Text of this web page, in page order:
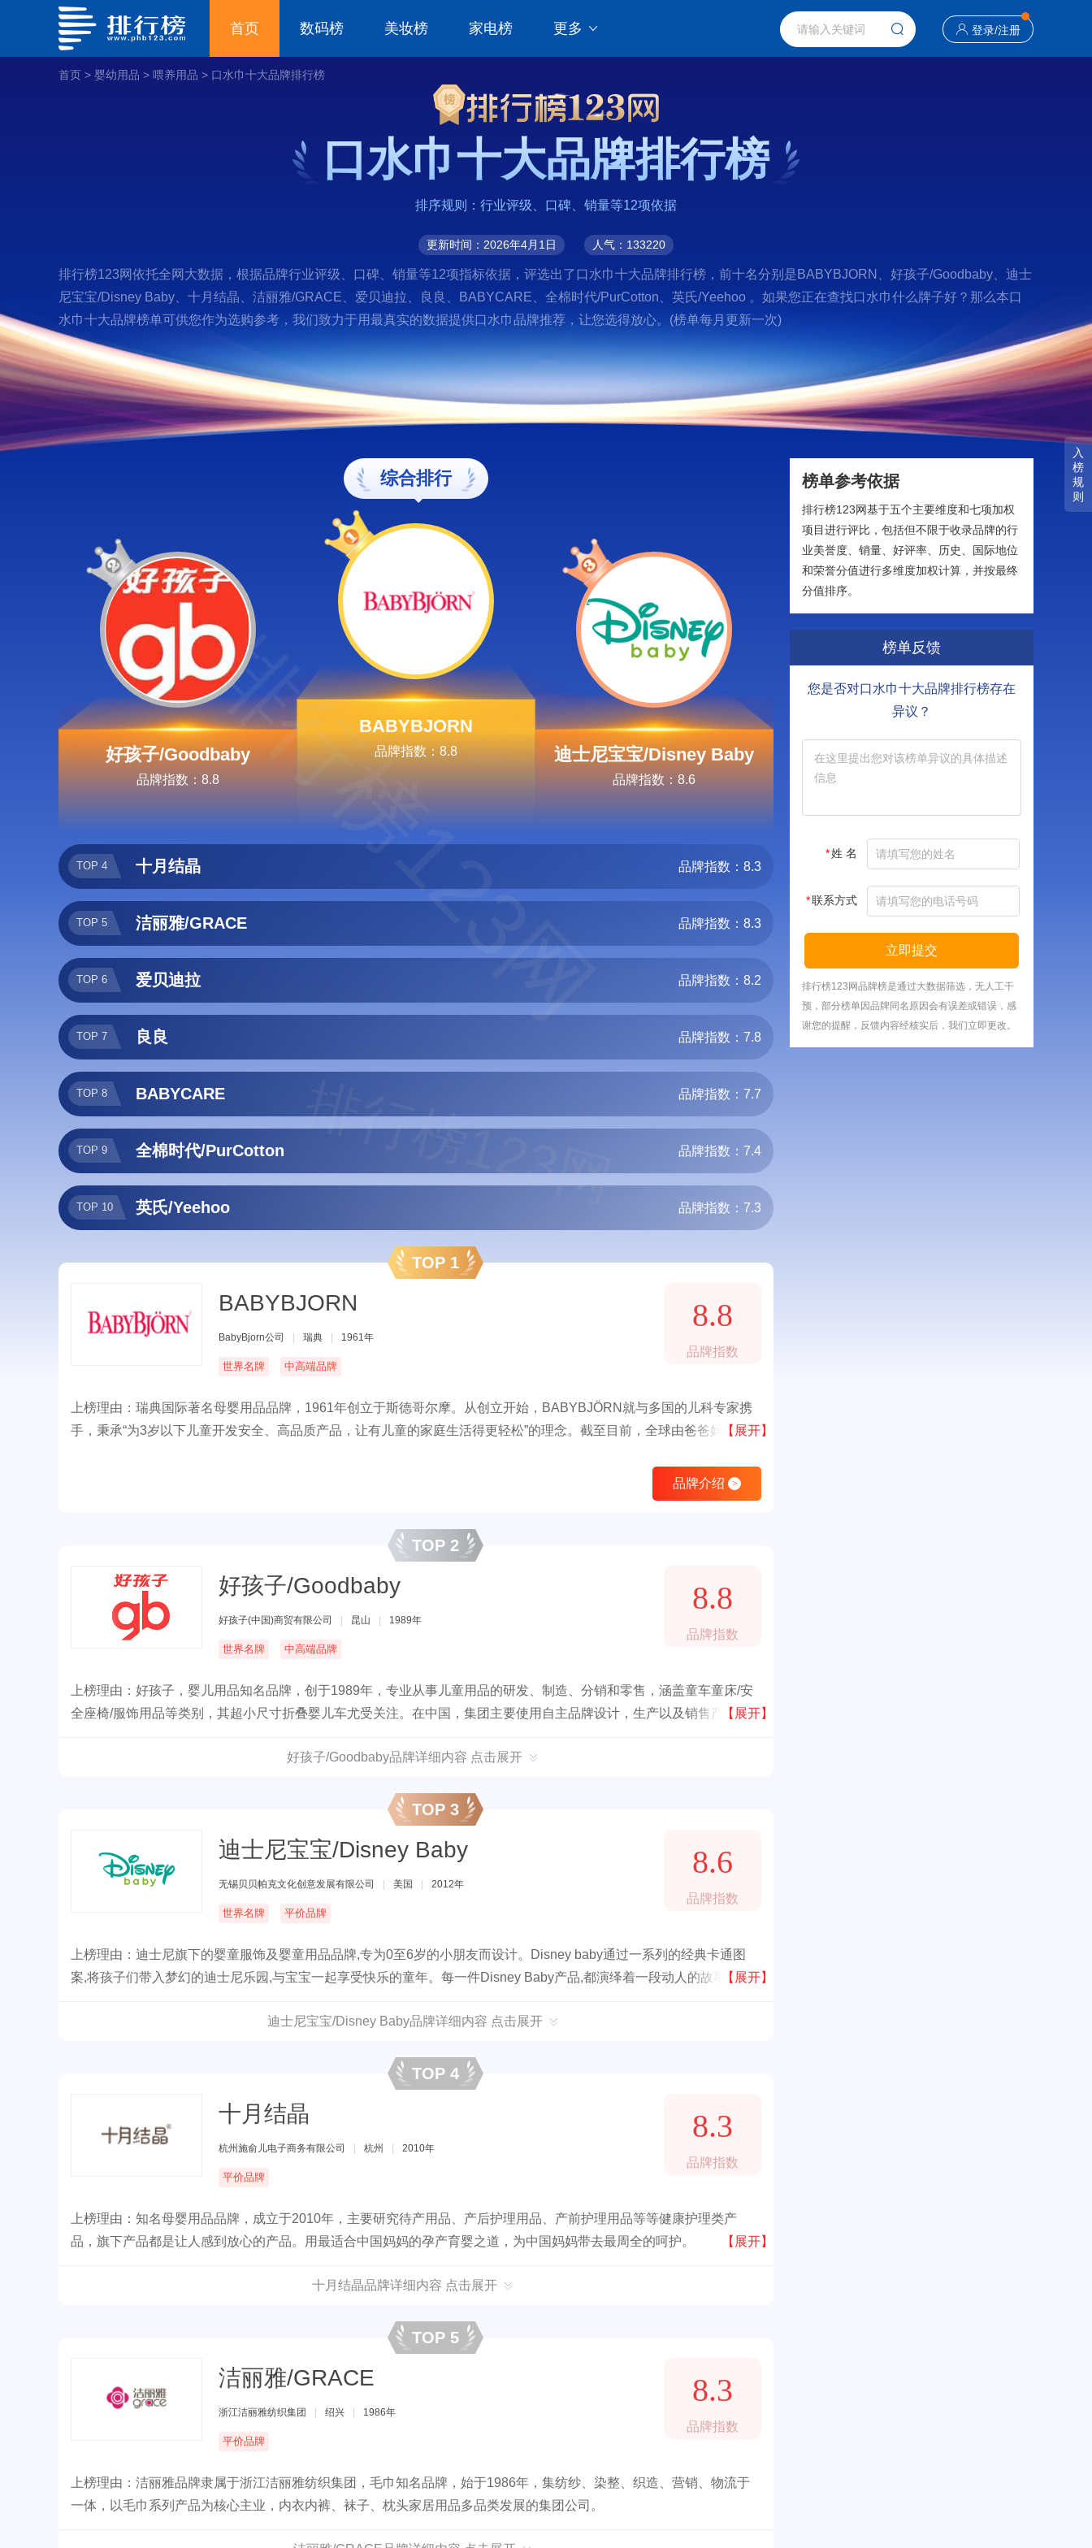
首页 数码榜 美妆榜 家电榜 更多 登录/注册
首页 > 婴幼用品 > 喂养用品 > 口水巾十大品牌排行榜
入
榜
规
则
口水巾十大品牌排行榜
排序规则：行业评级、口碑、销量等12项依据
更新时间：2026年4月1日 人气：133220
排行榜123网依托全网大数据，根据品牌行业评级、口碑、销量等12项指标依据，评选出了口水巾十大品牌排行榜，前十名分别是BABYBJORN、好孩子/Goodbaby、迪士
尼宝宝/Disney Baby、十月结晶、洁丽雅/GRACE、爱贝迪拉、良良、BABYCARE、全棉时代/PurCotton、英氏/Yeehoo 。如果您正在查找口水巾什么牌子好？那么本口
水巾十大品牌榜单可供您作为选购参考，我们致力于用最真实的数据提供口水巾品牌推荐，让您选得放心。(榜单每月更新一次)
综合排行
好孩子/Goodbaby
品牌指数：8.8
BABYBJORN
品牌指数：8.8 迪士尼宝宝/Disney Baby
品牌指数：8.6
TOP 4 十月结晶 品牌指数：8.3
TOP 5 洁丽雅/GRACE 品牌指数：8.3
TOP 6 爱贝迪拉 品牌指数：8.2
TOP 7 良良 品牌指数：7.8
TOP 8 BABYCARE 品牌指数：7.7
TOP 9 全棉时代/PurCotton 品牌指数：7.4
TOP 10 英氏/Yeehoo 品牌指数：7.3
TOP 1
BABYBJORN
BabyBjorn公司 瑞典 1961年
世界名牌 中高端品牌
8.8
品牌指数
上榜理由：瑞典国际著名母婴用品品牌，1961年创立于斯德哥尔摩。从创立开始，BABYBJÖRN就与多国的儿科专家携
手，秉承“为3岁以下儿童开发安全、高品质产品，让有儿童的家庭生活得更轻松”的理念。截至目前，全球由爸爸妈妈使【展开】
品牌介绍 >
TOP 2
好孩子/Goodbaby
好孩子(中国)商贸有限公司 昆山 1989年
世界名牌 中高端品牌
8.8
品牌指数
上榜理由：好孩子，婴儿用品知名品牌，创于1989年，专业从事儿童用品的研发、制造、分销和零售，涵盖童车童床/安
全座椅/服饰用品等类别，其超小尺寸折叠婴儿车尤受关注。在中国，集团主要使用自主品牌设计，生产以及销售产品，
【展开】
好孩子/Goodbaby品牌详细内容 点击展开
TOP 3
迪士尼宝宝/Disney Baby
无锡贝贝帕克文化创意发展有限公司 美国 2012年
世界名牌 平价品牌
8.6
品牌指数
上榜理由：迪士尼旗下的婴童服饰及婴童用品品牌,专为0至6岁的小朋友而设计。Disney baby通过一系列的经典卡通图
案,将孩子们带入梦幻的迪士尼乐园,与宝宝一起享受快乐的童年。每一件Disney Baby产品,都演绎着一段动人的故事,洋溢
【展开】
迪士尼宝宝/Disney Baby品牌详细内容 点击展开
TOP 4
十月结晶
杭州施俞儿电子商务有限公司 杭州 2010年
平价品牌
8.3
品牌指数
上榜理由：知名母婴用品品牌，成立于2010年，主要研究待产用品、产后护理用品、产前护理用品等等健康护理类产
品，旗下产品都是让人感到放心的产品。用最适合中国妈妈的孕产育婴之道，为中国妈妈带去最周全的呵护。
【展开】
十月结晶品牌详细内容 点击展开
TOP 5
洁丽雅/GRACE
浙江洁丽雅纺织集团 绍兴 1986年
平价品牌
8.3
品牌指数
上榜理由：洁丽雅品牌隶属于浙江洁丽雅纺织集团，毛巾知名品牌，始于1986年，集纺纱、染整、织造、营销、物流于
一体，以毛巾系列产品为核心主业，内衣内裤、袜子、枕头家居用品多品类发展的集团公司。
排行榜123网
排行榜123网
榜单参考依据
排行榜123网基于五个主要维度和七项加权
项目进行评比，包括但不限于收录品牌的行
业美誉度、销量、好评率、历史、国际地位
和荣誉分值进行多维度加权计算，并按最终
分值排序。
榜单反馈
您是否对口水巾十大品牌排行榜存在
异议？
*姓 名
*联系方式
立即提交
排行榜123网品牌榜是通过大数据筛选，无人工干
预，部分榜单因品牌同名原因会有误差或错误，感
谢您的提醒，反馈内容经核实后，我们立即更改。